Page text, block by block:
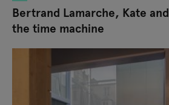
Bertrand Lamarche, Kate and
the time machine